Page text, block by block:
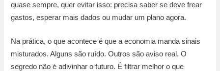
quase sempre, quer evitar isso: precisa saber se deve frear
gastos, esperar mais dados ou mudar um plano agora.
Na prática, o que acontece é que a economia manda sinais
misturados. Alguns são ruído. Outros são aviso real. O
segredo não é adivinhar o futuro. É filtrar melhor o que